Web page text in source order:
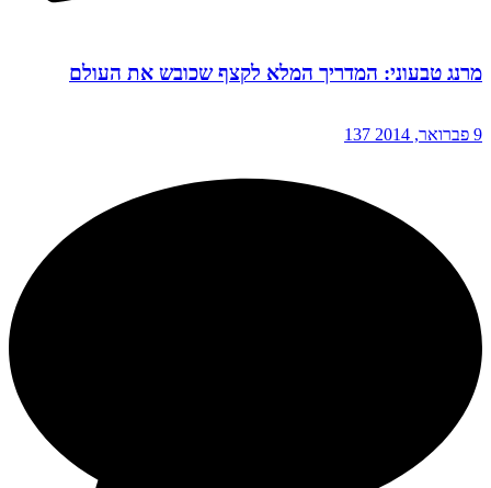
מרנג טבעוני: המדריך המלא לקצף שכובש את העולם
9 פברואר, 2014 137